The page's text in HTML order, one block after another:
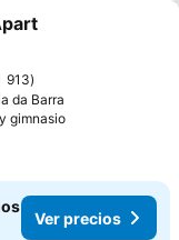
913
da Barra
gimnasioVer precios
Ver precios